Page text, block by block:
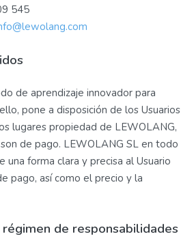
545
de aprendizaje innovador para
pone a disposición de los Usuarios
lugares propiedad de LEWOLANG,
de pago. LEWOLANG SL en todo
una forma clara y precisa al Usuario
pago, así como el precio y la
de responsabilidades